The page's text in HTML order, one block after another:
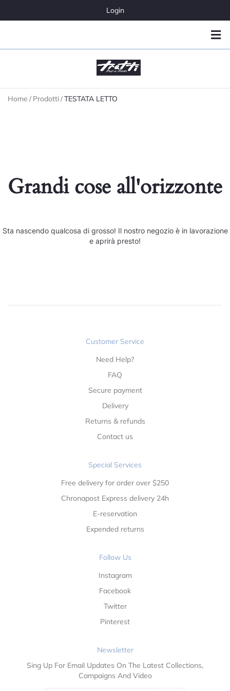
Login
Home / Prodotti/TESTATA LETTO
Grandi cose all'orizzonte
Sta nascendo qualcosa di grosso! Il nostro negozio è in lavorazione
e aprirà presto!
Customer Service
Need Help?
FAQ
Secure payment
Delivery
Returns & refunds
Contact us
Special Services
Free delivery for order over $250
Chronapost Express delivery 24h
E-reservation
Expended returns
Follow Us
Instagram
Facebook
Twitter
Pinterest
Newsletter
Sing Up For Email Updates On The Latest Collections,
Campaigns And Video